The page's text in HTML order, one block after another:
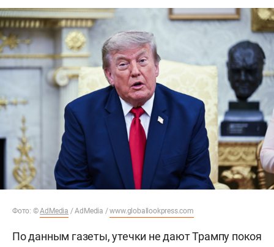
Фото: ©AdMedia / AdMedia /www.globallookpress.com
По данным газеты, утечки не дают Трампу покоя